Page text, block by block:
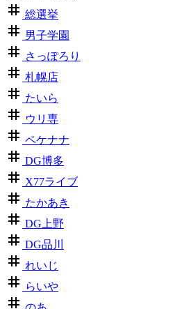
総選挙
男子学園
さっぽろり
札幌店
たいら
ウリ専
ペケナナ
DG博多
X77ライブ
たかあき
DG上野
DG品川
れいじ
らいや